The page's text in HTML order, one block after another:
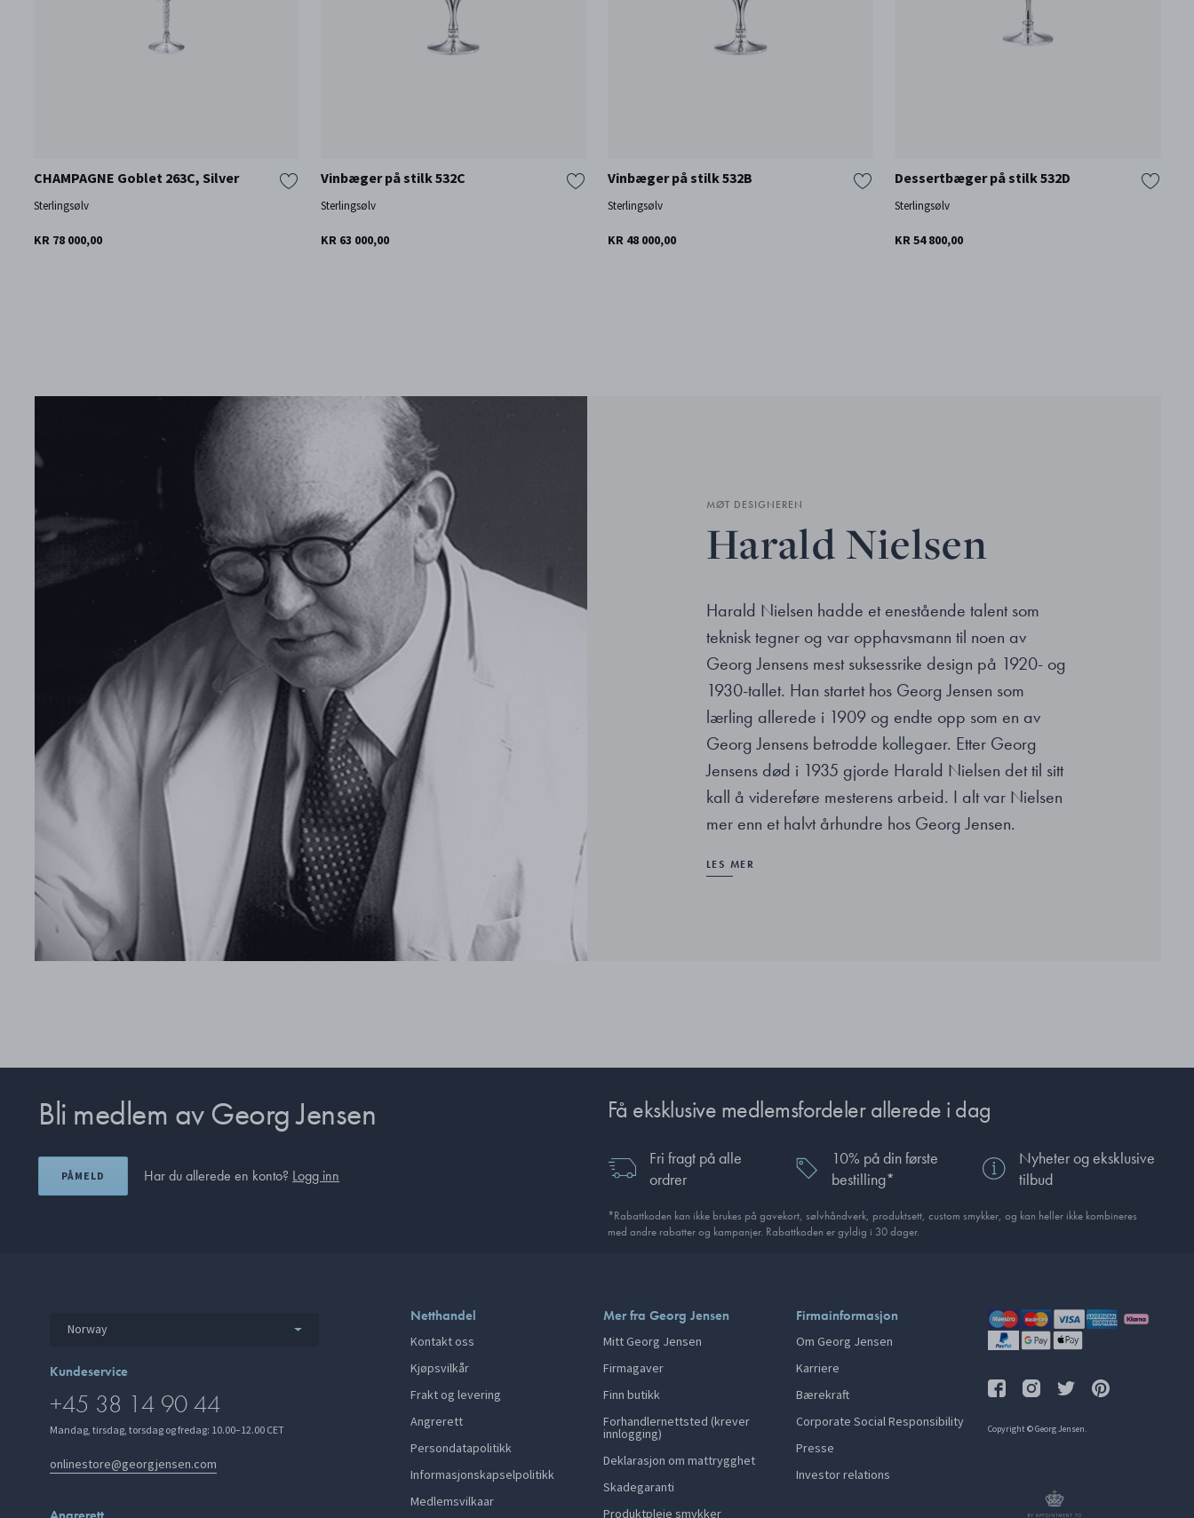
CHAMPAGNE Goblet 263C, Silver
Sterlingsølv
KR 78 000,00
Vinbæger på stilk 532C
Sterlingsølv
KR 63 000,00
Vinbæger på stilk 532B
Sterlingsølv
KR 48 000,00
Dessertbæger på stilk 532D
Sterlingsølv
KR 54 800,00
MØT DESIGNEREN
Harald Nielsen
Harald Nielsen hadde et enestående talent som
teknisk tegner og var opphavsmann til noen av
Georg Jensens mest suksessrike design på 1920- og
1930-tallet. Han startet hos Georg Jensen som
lærling allerede i 1909 og endte opp som en av
Georg Jensens betrodde kollegaer. Etter Georg
Jensens død i 1935 gjorde Harald Nielsen det til sitt
kall å videreføre mesterens arbeid. I alt var Nielsen
mer enn et halvt århundre hos Georg Jensen.
LES MER
Bli medlem av Georg Jensen
PÅMELD Har du allerede en konto? Logg inn
Få eksklusive medlemsfordeler allerede i dag
Fri fragt på alle
ordrer
10% på din første
bestilling*
Nyheter og eksklusive
tilbud
*Rabattkoden kan ikke brukes på gavekort, sølvhåndverk, produkt­sett, custom smykker, og kan heller ikke kombineres
med andre rabatter og kampanjer. Rabattkoden er gyldig i 30 dager.
Norway
Kundeservice
+45 38 14 90 44
Mandag, tirsdag, torsdag og fredag: 10.00–12.00 CET
onlinestore@georgjensen.com
Netthandel
Kontakt oss
Kjøpsvilkår
Frakt og levering
Angrerett
Persondatapolitikk
Informasjonskapselpolitikk
Medlemsvilkaar
Mer fra Georg Jensen
Mitt Georg Jensen
Firmagaver
Finn butikk
Forhandlernettsted (krever
innlogging)
Deklarasjon om mattrygghet
Skadegaranti
Produktpleie smykker
Firmainformasjon
Om Georg Jensen
Karriere
Bærekraft
Corporate Social Responsibility
Presse
Investor relations
Copyright © Georg Jensen.